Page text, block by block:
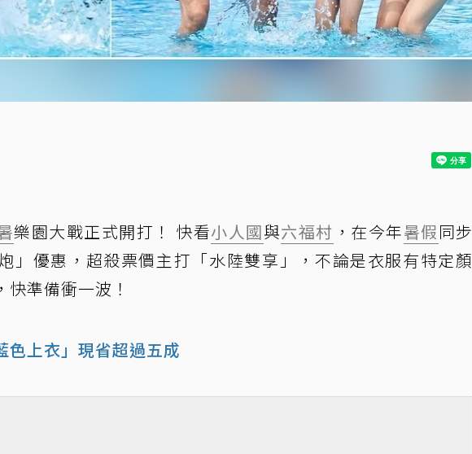
樂園大戰正式開打！ 快看小人國與六福村 ，在今年暑假同步
」優惠，超殺票價主打「水陸雙享」，不論是衣服有特定顏
準備衝一波！
色上衣」現省超過五成